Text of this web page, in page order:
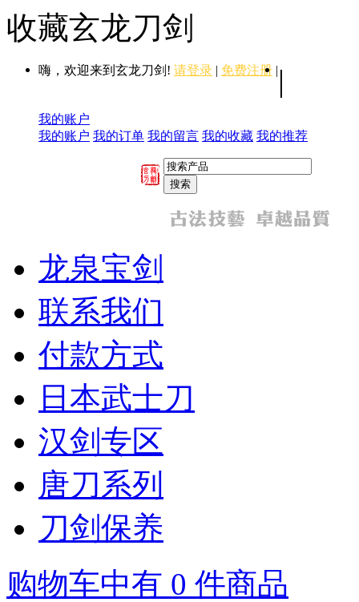
收藏玄龙刀剑
嗨，欢迎来到玄龙刀剑! 请登录 | 免费注册 | |
我的账户
我的账户 我的订单 我的留言 我的收藏 我的推荐
龙泉宝剑
联系我们
付款方式
日本武士刀
汉剑专区
唐刀系列
刀剑保养
购物车中有 0 件商品